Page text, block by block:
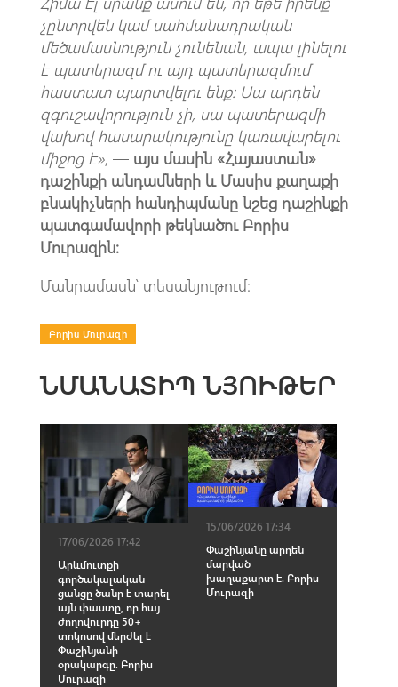
չընտրվեն կամ սահմանադրական
մեծամասնություն չունենան, ապա լինելու
է պատերազմ ու այդ պատերազմում
հաստատ պարտվելու ենք: Սա արդեն
զգուշավորություն չի, սա պատերազմի
վախով հասարակությունը կառավարելու
միջոց է», — այս մասին «Հայաստան»
դաշինքի անդամների և Մասիս քաղաքի
բնակիչների հանդիպմանը նշեց դաշինքի
պատգամավորի թեկնածու Բորիս
Մուրազին։
Մանրամասն՝ տեսանյութում։
Բորիս Մուրազի
ՆՄԱՆԱՏԻՊ ՆՅՈՒԹԵՐ
17/06/2026 17:42
Արևմուտքի
գործակալական
ցանցը ծանր է տարել
այն փաստը, որ հայ
ժողովուրդը 50+
տոկոսով մերժել է
Փաշինյանի
օրակարգը. Բորիս
Մուրազի
15/06/2026 17:34
Փաշինյանը արդեն
մարված
խաղաքարտ է. Բորիս
Մուրազի